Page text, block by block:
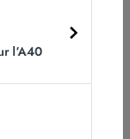
travaux de
notamment
les
l’A40